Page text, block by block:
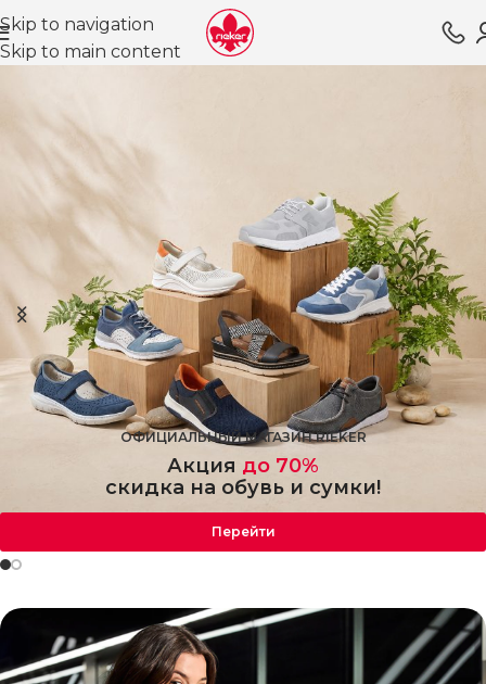
Skip to navigation
Skip to main content
ОФИЦИАЛЬНЫЙ МАГАЗИН RIEKER
Акция до 70%
скидка на обувь и сумки!
Перейти